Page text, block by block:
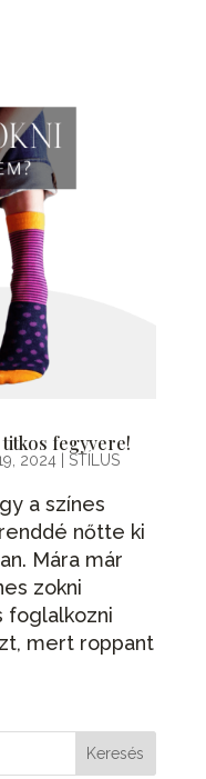
fegyvere!
2024| STÍLUS
a színes
nőtte ki
Mára már
zokni
foglalkozni
mert roppant